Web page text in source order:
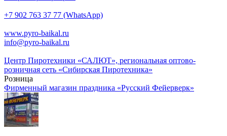
+7 902 763 37 77 (WhatsApp)
www.pyro-baikal.ru
info@pyro-baikal.ru
Центр Пиротехники «САЛЮТ», региональная оптово-
розничная сеть «Сибирская Пиротехника»
Розница
Фирменный магазин праздника «Русский Фейерверк»